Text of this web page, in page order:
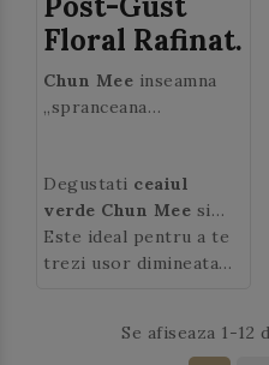
Floral Rafinat.
Chun Mee inseamna
„spranceana
de la forma frunzelor
mici rasucite.
Degustati ceaiul
verde Chun Mee si
veti fi cucerit(a) de la
prima ceasca!
Este ideal pentru a te
trezi usor dimineata
timpul zilei.Se afiseaza 1-12